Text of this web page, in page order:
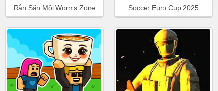
Rắn Săn Mồi Worms Zone Soccer Euro Cup 2025